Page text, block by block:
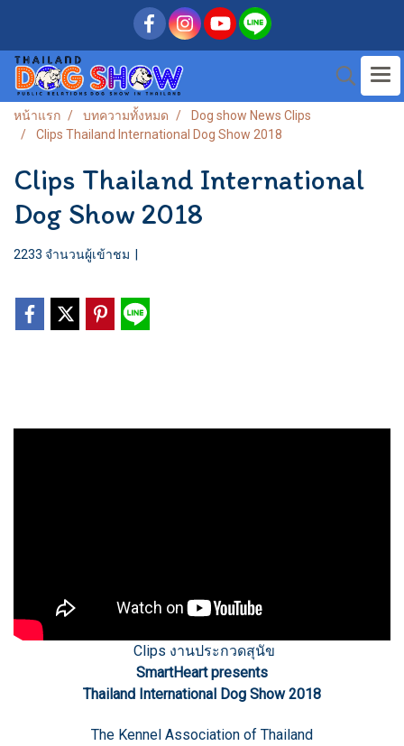
หน้าแรก บทความทั้งหมด
Dog show News Clips
Clips Thailand International Dog Show 2018
Clips Thailand International
Dog Show 2018
2233 จำนวนผู้เข้าชม
Clips งานประกวดสุนัข
SmartHeart presents
Thailand International Dog Show 2018
The Kennel Association of Thailand